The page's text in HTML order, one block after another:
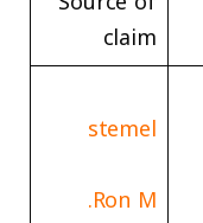
claim
stemel
Ron M.